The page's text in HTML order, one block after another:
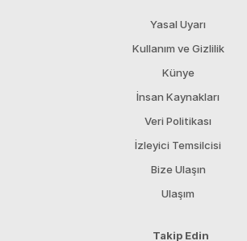
Yasal Uyarı
Kullanım ve Gizlilik
Künye
İnsan Kaynakları
Veri Politikası
İzleyici Temsilcisi
Bize Ulaşın
Ulaşım
Takip Edin